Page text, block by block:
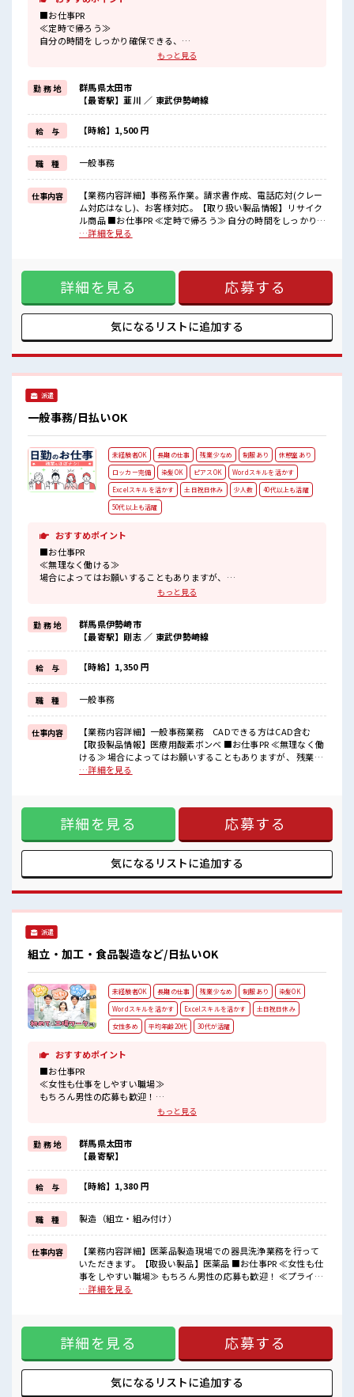
■お仕事PR
≪定時で帰ろう≫
自分の時間をしっかり確保できる、
これまでの経験を活かしませんか？
ブランクがあっても大丈夫♪
経験はちょっとだけ…という方もOK！
≪女性も働きやすい職場≫
もちろん男性の応募も歓迎ですよ！
≪土日祝休のお仕事≫
家族や友人と一緒にプライベート満喫！
≪ヘアカラーOKで自由な雰囲気の職場≫
明るすぎたり奇抜でなければ基本的に自由！
(規定有)≪ラクラク制服アリ≫
制服があるので、
毎日の服装の悩み解消♪
少人数の職場でこじんまり。
職場の仲間との交流もできちゃうかも？
髪型にこだわりのあるアナタは必見！
髪型自由な職場！
もっと見る
勤 務 地
群馬県太田市
【最寄駅】韮川 ／ 東武伊勢崎線
給 与 【時給】1,500 円
職 種 一般事務
仕事内容
【業務内容詳細】事務系作業。請求書作成、電話応対(クレー
ム対応はなし)、お客様対応。【取り扱い製品情報】リサイク
ル商品 ■お仕事PR ≪定時で帰ろう≫ 自分の時間をしっかり確
保できる、 残業基本ナシのお仕事♪ ≪経験者優遇≫ これまで
もちろん男性の応募も歓迎ですよ！ ≪土日祝休のお仕事≫ 家
族や友人と一緒にプライベート満喫！ ≪ヘアカラーOKで自由
な雰囲気の職場≫ 明るすぎたり奇抜でなければ基本的に自
由！ (規定有)≪ラクラク制服アリ≫ 制服があるので、 毎日の
服装の悩み解消♪ ■職場の雰囲気 女性も活躍しやすい雰囲気
の職場です！ 少人数の職場でこじんまり。 職場の仲間との交
髪型自由な職場！
…詳細を見る
詳細を見る 応募する
気になるリストに追加する
派遣
一般事務/日払いOK
未経験者OK 長期の仕事 残業少なめ 制服あり
休憩室あり
ロッカー完備
染髪OK ピアスOK
Wordスキルを活かす
Excelスキルを活かす
土日祝日休み 少人数
40代以上も活躍
50代以上も活躍
おすすめポイント
■お仕事PR
≪無理なく働ける≫
場合によってはお願いすることもありますが、
週末は家族や友人と一緒にプライベート満喫！
≪ヘアカラーOKで自由な雰囲気の職場≫
明るすぎたり奇抜でなければ基本的に自由！
(規定有)≪動きやすい制服アリ≫
制服があるので、
毎日の服装の悩み解消♪
≪未経験の方も大カンゲイ≫
新しいことにチャレンジするのは不安だけど、
しっかり働く環境が整っています！
イチからスキルUP・ステップUP目指していきましょう！
■職場の雰囲気
少人数でアットホームな雰囲気の職場！
ロッカーあり！
安心してお仕事に集中♪
もっと見る
勤 務 地
群馬県伊勢崎市
【最寄駅】剛志 ／ 東武伊勢崎線
給 与 【時給】1,350 円
職 種 一般事務
仕事内容
【業務内容詳細】一般事務業務 CADできる方はCAD含む
【取扱製品情報】医療用酸素ボンベ ■お仕事PR ≪無理なく働
ける≫ 場合によってはお願いすることもありますが、 残業は
ほとんどナシ！ ≪完全週休二日制≫ 週末は家族や友人と一緒
きやすい制服アリ≫ 制服があるので、 毎日の服装の悩み解消
♪ ≪未経験の方も大カンゲイ≫ 新しいことにチャレンジする
のは不安だけど、 しっかり働く環境が整っています！ イチか
らスキルUP・ステップUP目指していきましょう！ ■職場の
雰囲気 少人数でアットホームな雰囲気の職場！ 明るすぎたり
奇抜過ぎなければヘアカラーOK！ 休憩室でホッと一息リフレ
…詳細を見る
詳細を見る 応募する
気になるリストに追加する
派遣
組立・加工・食品製造など/日払いOK
未経験者OK 長期の仕事 残業少なめ 制服あり
染髪OK
Wordスキルを活かす
Excelスキルを活かす
土日祝日休み
女性多め
平均年齢20代 30代が活躍
おすすめポイント
■お仕事PR
≪女性も仕事をしやすい職場≫
もちろん男性の応募も歓迎！
残業はほとんどナシ！
≪完全週休二日制≫
週末は家族や友人と一緒にプライベート満喫！
≪モチベーションもUP≫
派手過ぎなければ髪型や髪色自由♪
(規定有)≪動きやすい制服アリ≫
制服があるので、
毎日の服装の悩み解消♪
≪様々なお仕事をご提案≫
一人で悩まず気軽に相談できる、
派遣のお仕事です！
■職場の雰囲気
あなたの個性を大事にできます♪
ウレシイ土日祝休み！
「しっかり働いてしっかり休む！
」って大事ですよね！
もっと見る
勤 務 地
群馬県太田市
【最寄駅】
給 与 【時給】1,380 円
職 種 製造（組立・組み付け）
仕事内容
【業務内容詳細】医薬品製造現場での器具洗浄業務を行って
いただきます。【取扱い製品】医薬品 ■お仕事PR ≪女性も仕
事をしやすい職場≫ もちろん男性の応募も歓迎！ ≪プライベ
ートが充実する≫ 場合によってはお願いすることもあります
手過ぎなければ髪型や髪色自由♪ (規定有)≪動きやすい制服
アリ≫ 制服があるので、 毎日の服装の悩み解消♪ ≪様々なお
仕事をご提案≫ 一人で悩まず気軽に相談できる、 派遣のお仕
事です！ ■職場の雰囲気 女性が多めの職場です♪ キバツ過ぎ
なければ髪色・髪型は自由！ あなたの個性を大事にできます
♪ ウレシイ土日祝休み！ 「しっかり働いてしっかり休む！ 」
…詳細を見る
詳細を見る 応募する
気になるリストに追加する